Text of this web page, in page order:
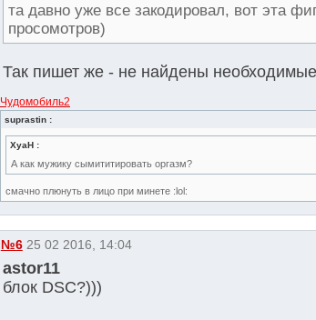
та давно уже все закодировал, вот эта
просомотров)
Так пишет же - не найдены
Чудомобиль2
suprastin :
XyaH :
А как мужику сымититировать оргазм?
смачно плюнуть в лицо при минете :lol:
№6 25 02 2016, 14:04
astor11
блок DSC?)))